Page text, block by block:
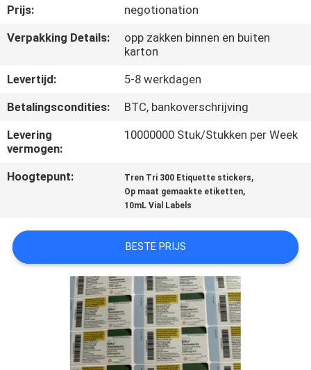
CONTACTEER
ONS
NIEUWS
GEVALLEN
SITEMAP
POLICY
Prijs:
negotionation
Verpakking Details:
opp zakken binnen en buiten
karton
Levertijd:
5-8 werkdagen
Betalingscondities:
BTC, bankoverschrijving
Levering
vermogen:
10000000 Stuk/Stukken per Week
Hoogtepunt: Tren Tri 300 Etiquette stickers,
Op maat gemaakte etiketten,
10mL Vial Labels
BESTE PRIJS